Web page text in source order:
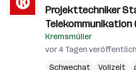
Projekttechniker
Telekommunikation
Kremsmüller
vor 4 Tagen
Schwechat
Vollzeit